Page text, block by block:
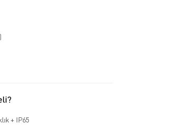
+ IP65